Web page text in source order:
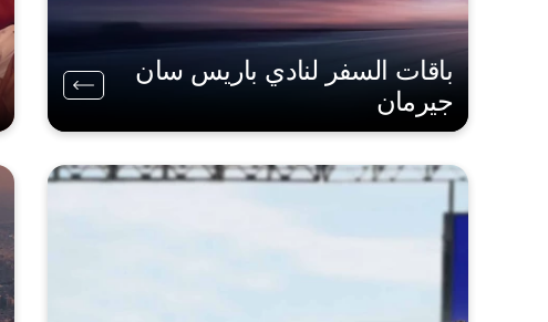
باقات السفر لنادي باريس سان
جيرمان